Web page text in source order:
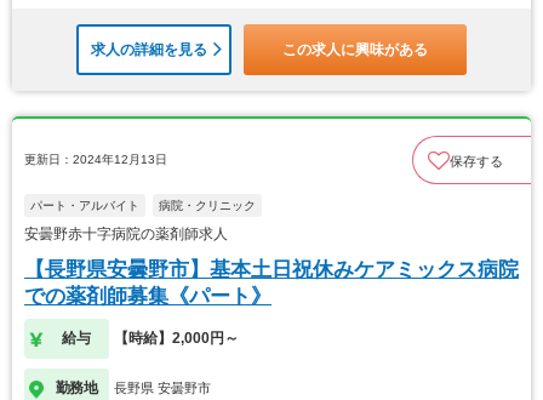
求人の詳細を見る この求人に興味がある
更新日：2024年12月13日 保存する
パート・アルバイト 病院・クリニック
安曇野赤十字病院の薬剤師求人
【長野県安曇野市】基本土日祝休みケアミックス病院
での薬剤師募集《パート》
給与 【時給】2,000円～
勤務地 長野県 安曇野市